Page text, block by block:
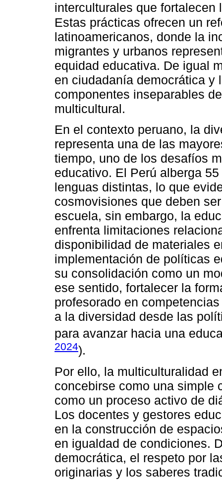
interculturales que fortalecen
Estas prácticas ofrecen un
latinoamericanos, donde la
migrantes y urbanos
equidad educativa. De igual
en ciudadanía democrática y
componentes inseparables
multicultural.
En el contexto peruano, la
representa una de las
tiempo, uno de los desafíos
educativo. El Perú alberga
lenguas distintas, lo que
cosmovisiones que deben
escuela, sin embargo, la
enfrenta limitaciones
disponibilidad de materiales
implementación de políticas
su consolidación como un
ese sentido, fortalecer la
profesorado en
a la diversidad desde las
para avanzar hacia una
2024).
Por ello, la multiculturalidad
concebirse como una simple
como un proceso activo de
Los docentes y gestores
en la construcción de
en igualdad de condiciones.
democrática, el respeto por
originarias y los saberes